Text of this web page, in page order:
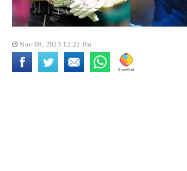
Nov 09, 2023 12:22 Pm